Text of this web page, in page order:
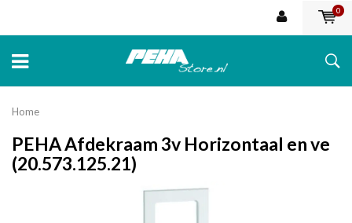
0
Home
PEHA Afdekraam 3v Horizontaal en ve
(20.573.125.21)